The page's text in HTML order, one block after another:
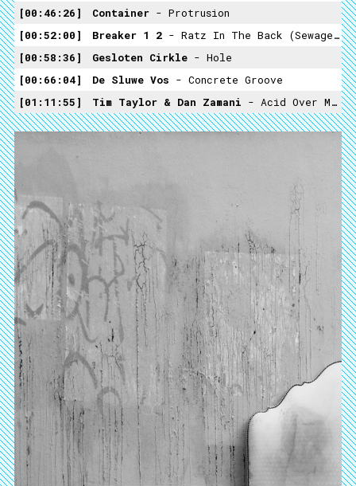
00:46:26
Container - Protrusion
00:52:00
Breaker 1 2 - Ratz In The Back (Sewage Mixx)
00:58:36
Gesloten Cirkle - Hole
00:66:04
De Sluwe Vos - Concrete Groove
01:11:55
Tim Taylor & Dan Zamani - Acid Over Manhattan